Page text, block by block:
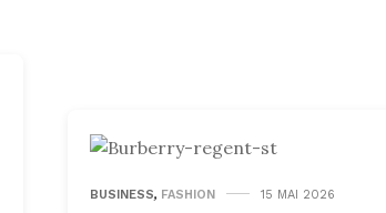
BUSINESS, FASHION 15 MAI 2026